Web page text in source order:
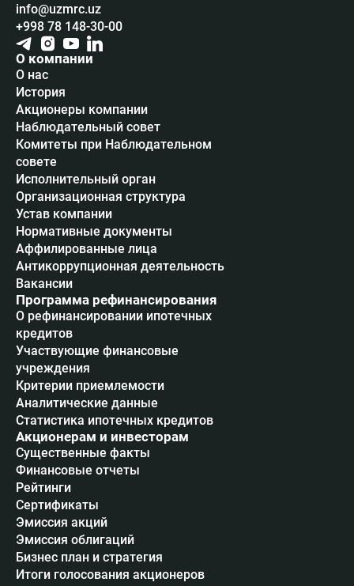
info@uzmrc.uz
+998 78 148-30-00
О компании
О нас
История
Акционеры компании
Наблюдательный совет
Комитеты при Наблюдательном
совете
Исполнительный орган
Организационная структура
Устав компании
Нормативные документы
Аффилированные лица
Антикоррупционная деятельность
Вакансии
Программа рефинансирования
О рефинансировании ипотечных
кредитов
Участвующие финансовые
учреждения
Критерии приемлемости
Аналитические данные
Статистика ипотечных кредитов
Акционерам и инвесторам
Существенные факты
Финансовые отчеты
Рейтинги
Сертификаты
Эмиссия акций
Эмиссия облигаций
Бизнес план и стратегия
Итоги голосования акционеров